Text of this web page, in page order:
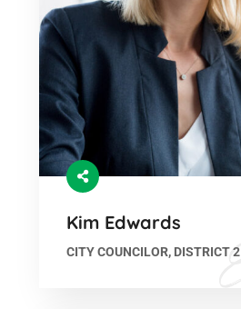
Kim Edwards
CITY COUNCILOR, DISTRICT 2